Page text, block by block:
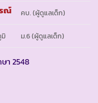
ณ์ คบ. (ผู้ดูแลเด็ก)
ม.6 (ผู้ดูแลเด็ก)
า 2548